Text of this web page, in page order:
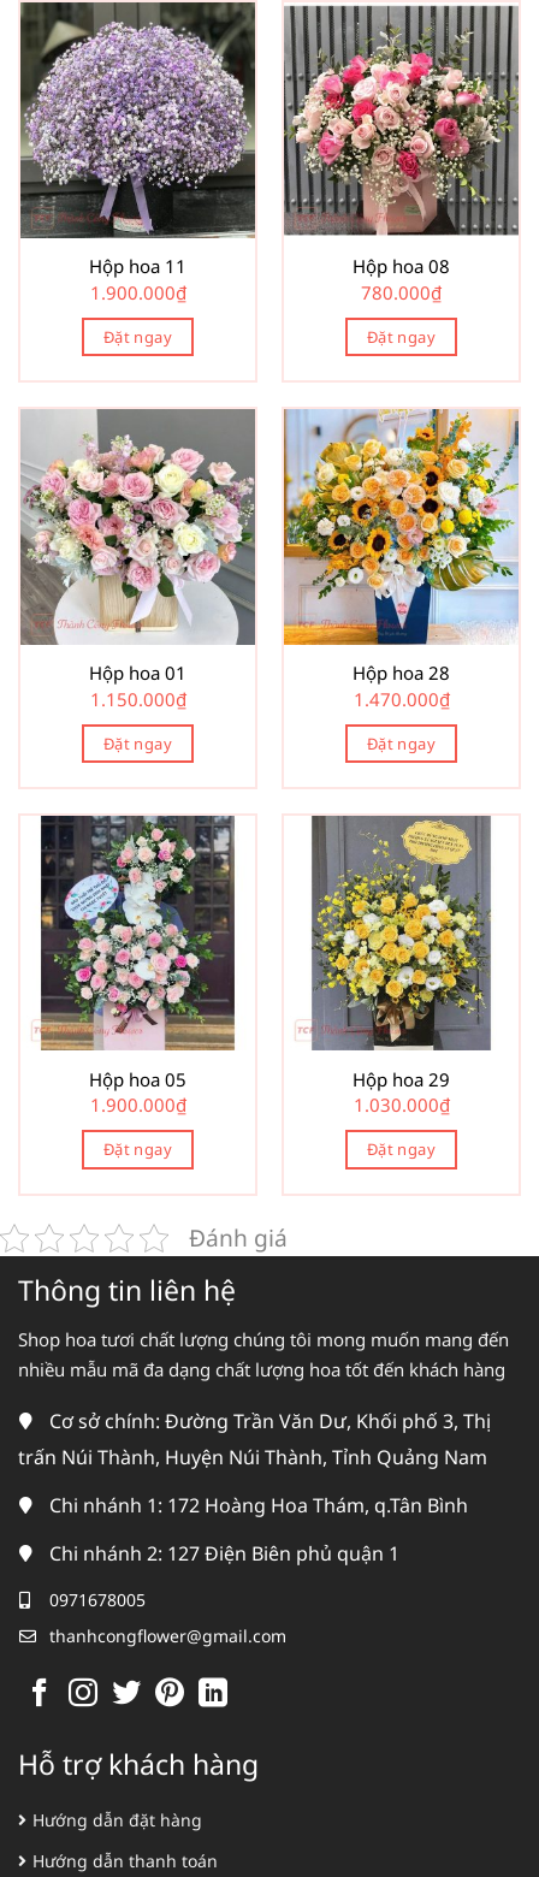
Hộp hoa 11
1.900.000₫
Đặt ngay
Hộp hoa 08
780.000₫
Đặt ngay
Hộp hoa 01
1.150.000₫
Đặt ngay
Hộp hoa 28
1.470.000₫
Đặt ngay
Hộp hoa 05
1.900.000₫
Đặt ngay
Hộp hoa 29
1.030.000₫
Đặt ngay
Đánh giá
Thông tin liên hệ
Shop hoa tươi chất lượng chúng tôi mong muốn mang đến
nhiều mẫu mã đa dạng chất lượng hoa tốt đến khách hàng
Cơ sở chính: Đường Trần Văn Dư, Khối phố 3, Thị
trấn Núi Thành, Huyện Núi Thành, Tỉnh Quảng Nam
Chi nhánh 1: 172 Hoàng Hoa Thám, q.Tân Bình
Chi nhánh 2: 127 Điện Biên phủ quận 1
0971678005
thanhcongflower@gmail.com
Hỗ trợ khách hàng
Hướng dẫn đặt hàng
Hướng dẫn thanh toán